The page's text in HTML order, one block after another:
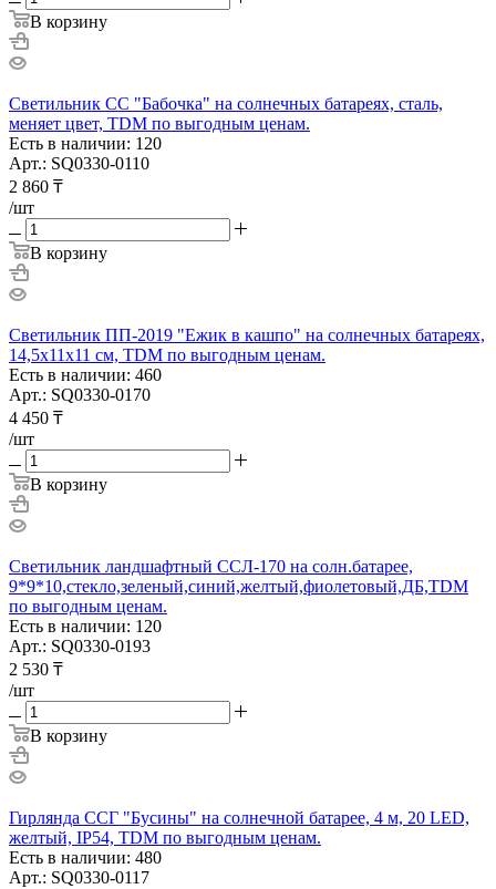
В корзину
Светильник СС "Бабочка" на солнечных батареях, сталь,
меняет цвет, TDM по выгодным ценам.
Есть в наличии: 120
Арт.: SQ0330-0110
2 860 ₸
/шт
В корзину
Светильник ПП-2019 "Ежик в кашпо" на солнечных батареях,
14,5x11x11 см, TDM по выгодным ценам.
Есть в наличии: 460
Арт.: SQ0330-0170
4 450 ₸
/шт
В корзину
Светильник ландшафтный ССЛ-170 на солн.батарее,
9*9*10,стекло,зеленый,синий,желтый,фиолетовый,ДБ,TDM
по выгодным ценам.
Есть в наличии: 120
Арт.: SQ0330-0193
2 530 ₸
/шт
В корзину
Гирлянда ССГ "Бусины" на солнечной батарее, 4 м, 20 LED,
желтый, IP54, TDM по выгодным ценам.
Есть в наличии: 480
Арт.: SQ0330-0117